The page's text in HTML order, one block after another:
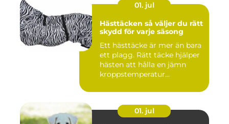
01. jul
Hästtäcken så väljer du rätt
skydd för varje säsong
Ett hästtäcke är mer än bara
ett plagg. Rätt täcke hjälper
hästen att hålla en jämn
kroppstemperatur...
01. jul